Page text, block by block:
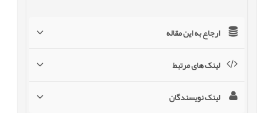
ارجاع به این مقاله
لینک های مرتبط
لینک نویسندگان